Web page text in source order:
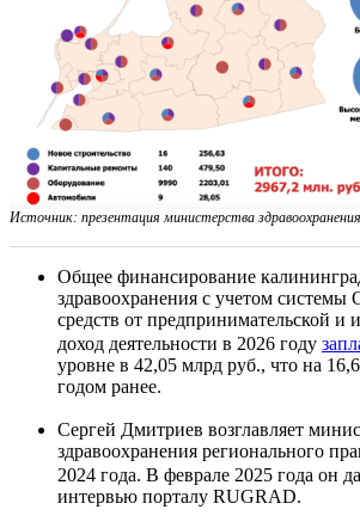
Источник: презентация министерства здравоохранения
Общее финансирование
здравоохранения с учетом
средств от предпринимательской и
доход деятельности в 2026 году
уровне в 42,05 млрд руб., что на
годом ранее.
Сергей Дмитриев возглавляет
здравоохранения регионального
2024 года. В феврале 2025 года он
интервью порталу RUGRAD.